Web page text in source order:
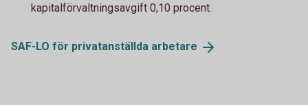
kapitalförvaltningsavgift 0,10 procent.
SAF-LO för privatanställda arbetare